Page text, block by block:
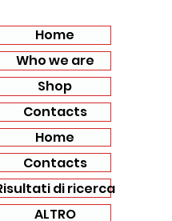
Home
Who we are
Shop
Contacts
Home
Contacts
di ricerca
ALTRO